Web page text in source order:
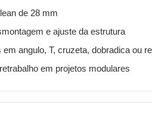
de 28 mm
e ajuste da estrutura
angulo, T, cruzeta, dobradica ou
em projetos modulares